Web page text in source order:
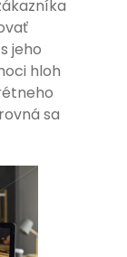
jeho
hloh
sa